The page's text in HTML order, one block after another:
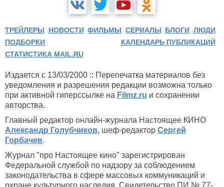
ТРЕЙЛЕРЫ НОВОСТИ ФИЛЬМЫ СЕРИАЛЫ БЛОГИ ЛЮДИ
ПОДБОРКИ
КАЛЕНДАРЬ ПУБЛИКАЦИЙ
СТАТИСТИКА MAIL.RU
Издается с 13/03/2000 :: Перепечатка материалов без
уведомления и разрешения редакции возможна только
при активной гиперссылке на Filmz.ru и сохранении
авторства.
Главный редактор онлайн-журнала Настоящее КИНО
Александр Голубчиков, шеф-редактор Сергей
Горбачев.
Журнал "про Настоящее кино" зарегистрирован
Федеральной службой по надзору за соблюдением
законодательства в сфере массовых коммуникаций и
охране культурного наследия. Свидетельство ПИ № 77-